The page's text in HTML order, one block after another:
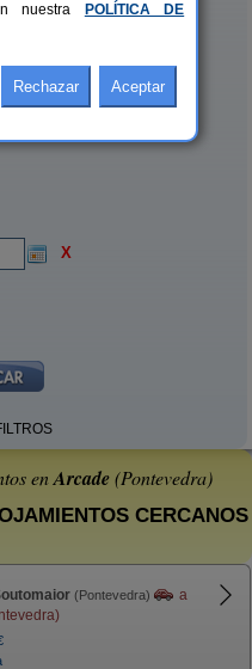
X
enArcade(Pontevedra)
CERCANOS
(Pontevedra)
a
nuestra
POLÍTICA DE